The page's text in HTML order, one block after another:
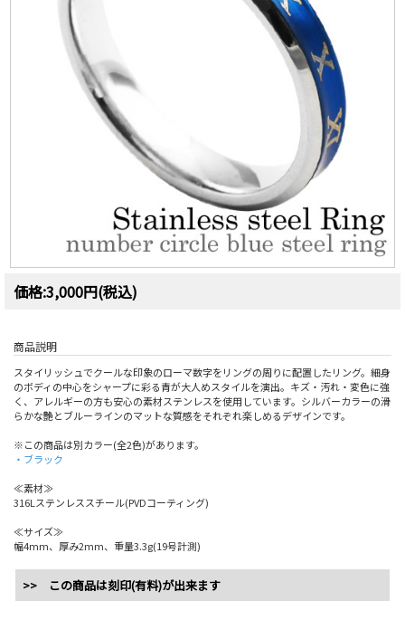
価格:3,000円(税込)
商品説明
スタイリッシュでクールな印象のローマ数字をリングの周りに配置したリング。細身
のボディの中心をシャープに彩る青が大人めスタイルを演出。キズ・汚れ・変色に強
く、アレルギーの方も安心の素材ステンレスを使用しています。シルバーカラーの滑
らかな艶とブルーラインのマットな質感をそれぞれ楽しめるデザインです。
※この商品は別カラー(全2色)があります。
・ブラック
≪素材≫
316Lステンレススチール(PVDコーティング)
≪サイズ≫
幅4mm、厚み2mm、重量3.3g(19号計測)
>> この商品は刻印(有料)が出来ます